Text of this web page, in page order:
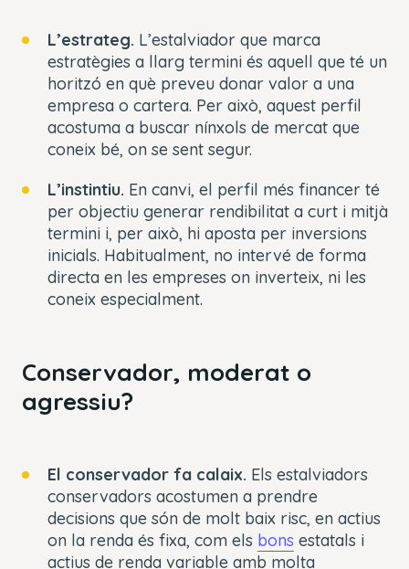
L’estrateg. L’estalviador que marca
estratègies a llarg termini és aquell que té un
horitzó en què preveu donar valor a una
empresa o cartera. Per això, aquest perfil
acostuma a buscar nínxols de mercat que
coneix bé, on se sent segur.
L’instintiu. En canvi, el perfil més financer té
per objectiu generar rendibilitat a curt i mitjà
termini i, per això, hi aposta per inversions
inicials. Habitualment, no intervé de forma
directa en les empreses on inverteix, ni les
coneix especialment.
Conservador, moderat o
agressiu?
El conservador fa calaix. Els estalviadors
conservadors acostumen a prendre
decisions que són de molt baix risc, en actius
on la renda és fixa, com els bons estatals i
actius de renda variable amb molta